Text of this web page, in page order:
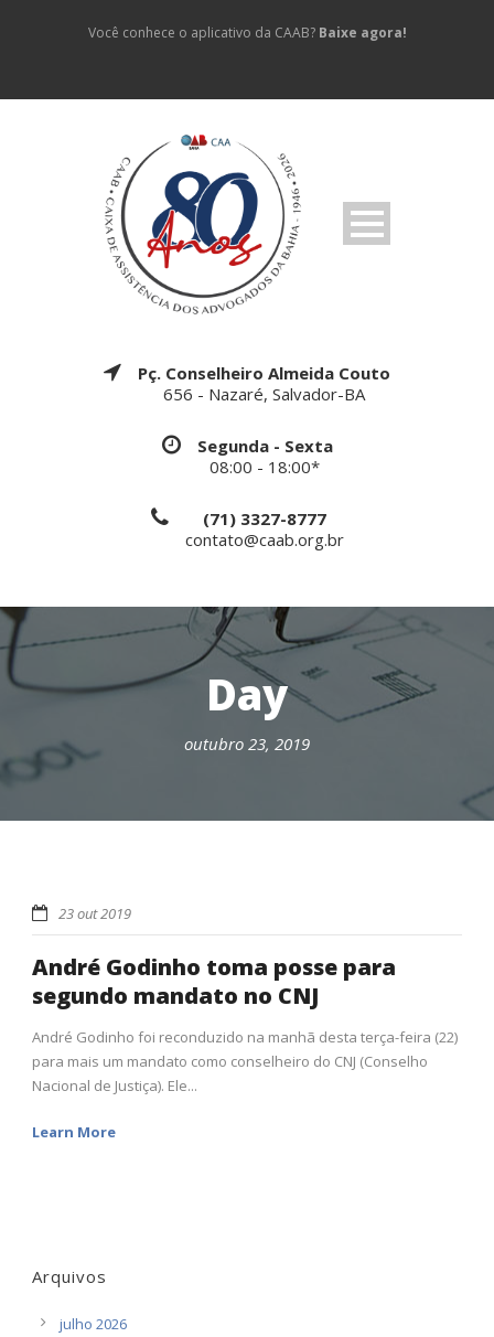
Você conhece o aplicativo da CAAB? Baixe agora!
Pç. Conselheiro Almeida Couto
656 - Nazaré, Salvador-BA
Segunda - Sexta
08:00 - 18:00*
(71) 3327-8777
contato@caab.org.br
Day
outubro 23, 2019
23 out 2019
André Godinho toma posse para
segundo mandato no CNJ
André Godinho foi reconduzido na manhã desta terça-feira (22)
para mais um mandato como conselheiro do CNJ (Conselho
Nacional de Justiça). Ele...
Learn More
Arquivos
julho 2026